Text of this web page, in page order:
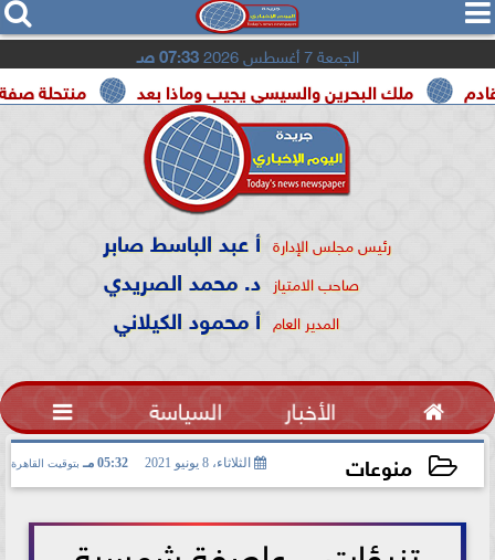
  
الجمعة 7 أغسطس 2026 07:33 صـ
منتحلة صفة صحفية ملك البحرين والسيسي يجيب وماذا بعد
رئيس مجلس الإدارة أ عبد الباسط صابر
صاحب الامتياز د. محمد الصريدي
المدير العام أ محمود الكيلاني
 الأخبار السياسة 
منوعات الثلاثاء، 8 يونيو 2021 05:32 مـ بتوقيت القاهرة